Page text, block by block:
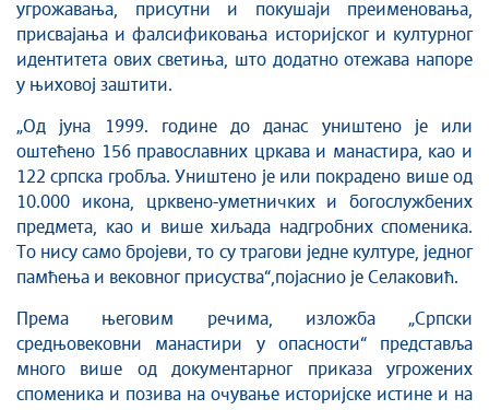
угрожавања, присутни и покушаји преименовања,
присвајања и фалсификовања историјског и културног
идентитета ових светиња, што додатно отежава напоре
у њиховој заштити.
„Од јуна 1999. године до данас уништено је или
оштећено 156 православних цркава и манастира, као и
122 српска гробља. Уништено је или покрадено више од
10.000 икона, црквено-уметничких и богослужбених
предмета, као и више хиљада надгробних споменика.
То нису само бројеви, то су трагови једне културе, једног
памћења и вековног присуства“,појаснио је Селаковић.
Према његовим речима, изложба „Српски
средњовековни манастири у опасности“ представља
много више од документарног приказа угрожених
споменика и позива на очување историјске истине и на